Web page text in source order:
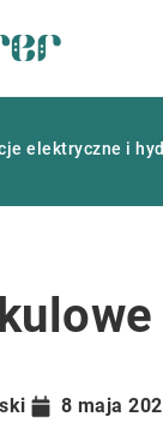
elektryczne i
8 maja